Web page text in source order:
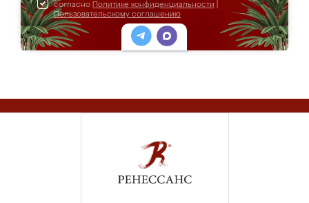
согласно Политике конфиденциальности
Пользовательскому соглашению